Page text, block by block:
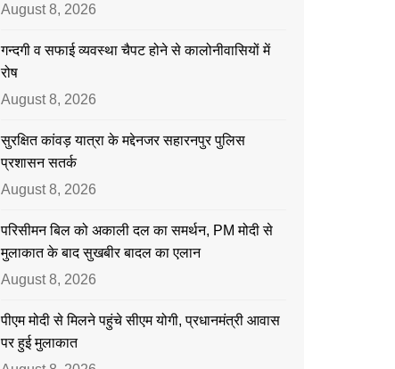
August 8, 2026
गन्दगी व सफाई व्यवस्था चैपट होने से कालोनीवासियों में
रोष
August 8, 2026
सुरक्षित कांवड़ यात्रा के मद्देनजर सहारनपुर पुलिस
प्रशासन सतर्क
August 8, 2026
परिसीमन बिल को अकाली दल का समर्थन, PM मोदी से
मुलाकात के बाद सुखबीर बादल का एलान
August 8, 2026
पीएम मोदी से मिलने पहुंचे सीएम योगी, प्रधानमंत्री आवास
पर हुई मुलाकात